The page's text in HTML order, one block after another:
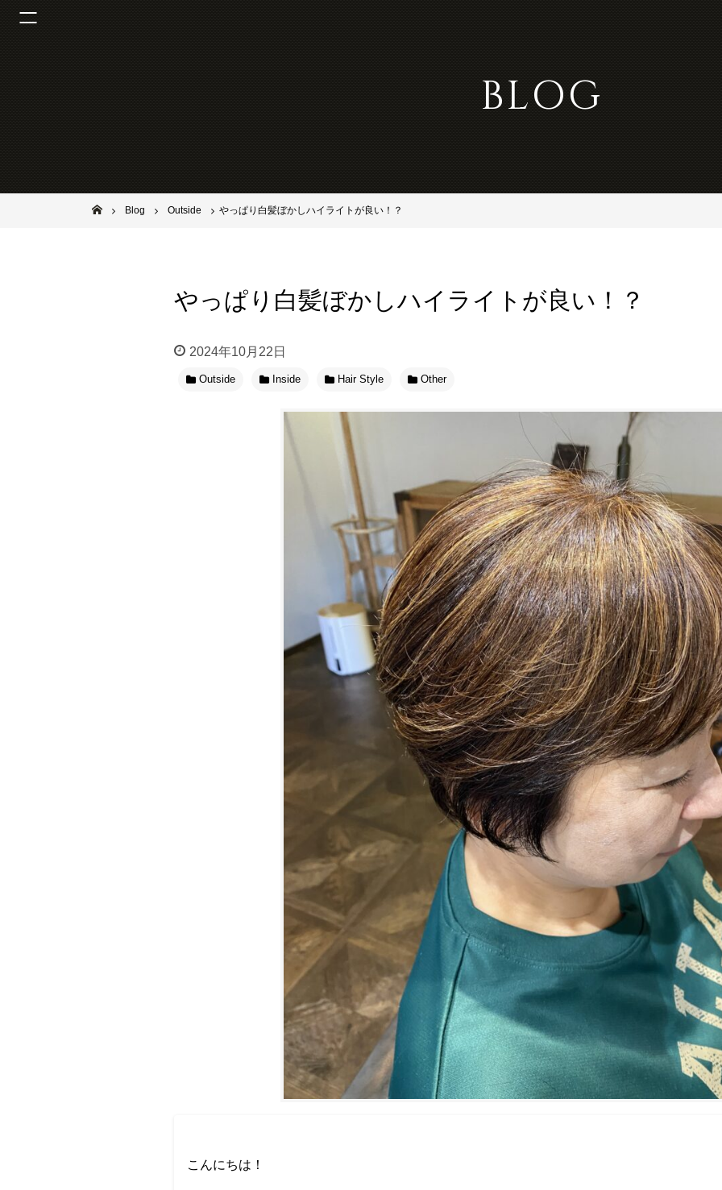
BLOG
池田市石橋の美容室ならヘアサロンSolana（ソラーナ）
Blog Outside やっぱり白髪ぼかしハイライトが良い！？
やっぱり白髪ぼかしハイライトが良い！？
2024年10月22日
Outside Inside Hair Style Other
こんにちは！